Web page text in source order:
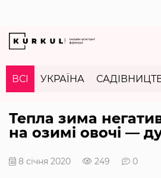
ВСІ УКРАЇНА
Тепла зима
на озимі овочі —
8 січня 2020 249 0